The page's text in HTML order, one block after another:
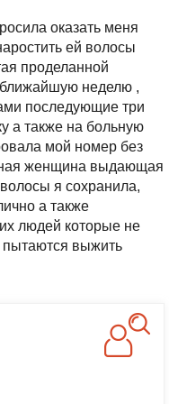
оказать меня
ей волосы
проделанной
ближайшую неделю ,
последующие три
а также на больную
мой номер без
женщина выдающая
я сохранила,
а также
людей которые не
пытаются выжить